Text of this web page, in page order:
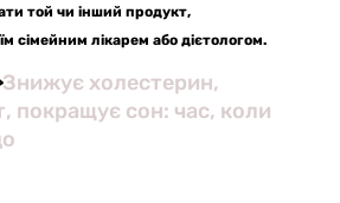
той чи інший продукт,
сімейним лікарем або дієтологом.
Знижує холестерин,
покращує сон: час, коли